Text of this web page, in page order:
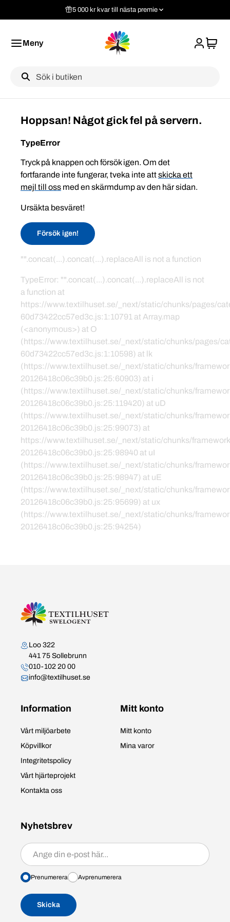
5 000 kr kvar till nästa premie
Meny
Label
Hoppsan! Något gick fel på servern.
TypeError
Tryck på knappen och försök igen. Om det
fortfarande inte fungerar, tveka inte attskicka ett
mejl till oss med en skärmdump av den här sidan.
Ursäkta besväret!
Försök igen!
"".concat(...).concat(...).replaceAll is not a function
TypeError: "".concat(...).concat(...).replaceAll is not
a function at
https://www.textilhuset.se/_next/static/chunks/pages/
60d73422cc57ed3c.js:1:10791 at Array.map
(<anonymous>) at O
(https://www.textilhuset.se/_next/static/chunks/pages/
60d73422cc57ed3c.js:1:10598) at lk
(https://www.textilhuset.se/_next/static/chunks/
20126418c06c39b0.js:25:60903) at i
(https://www.textilhuset.se/_next/static/chunks/
20126418c06c39b0.js:25:119420) at uD
(https://www.textilhuset.se/_next/static/chunks/
20126418c06c39b0.js:25:99073) at
https://www.textilhuset.se/_next/static/chunks/
20126418c06c39b0.js:25:98940 at uI
(https://www.textilhuset.se/_next/static/chunks/
20126418c06c39b0.js:25:98947) at uE
(https://www.textilhuset.se/_next/static/chunks/
20126418c06c39b0.js:25:95699) at ux
(https://www.textilhuset.se/_next/static/chunks/
20126418c06c39b0.js:25:94254)
Kontakta oss
Loo 322
441 75 Sollebrunn
010-102 20 00
info@textilhuset.se
Information
Vårt miljöarbete
Köpvillkor
Integritetspolicy
Vårt hjärteprojekt
Kontakta oss
Mitt konto
Mitt konto
Mina varor
Nyhetsbrev
Prenumerera/avprenumerera
Prenumerera Avprenumerera
Skicka